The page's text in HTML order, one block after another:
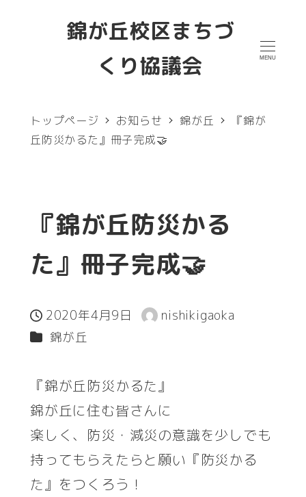
錦が丘校区まちづ
くり協議会
MENU
トップページ お知らせ 錦が丘
『錦が
丘防災かるた』冊子完成🤝
『錦が丘防災かる
た』冊子完成🤝
投稿日
2020年4月9日
著
nishikigaoka
カテゴリー
錦が丘
『錦が丘防災かるた』
錦が丘に住む皆さんに
楽しく、防災・減災の意識を少しでも
持ってもらえたらと願い『防災かる
た』をつくろう！